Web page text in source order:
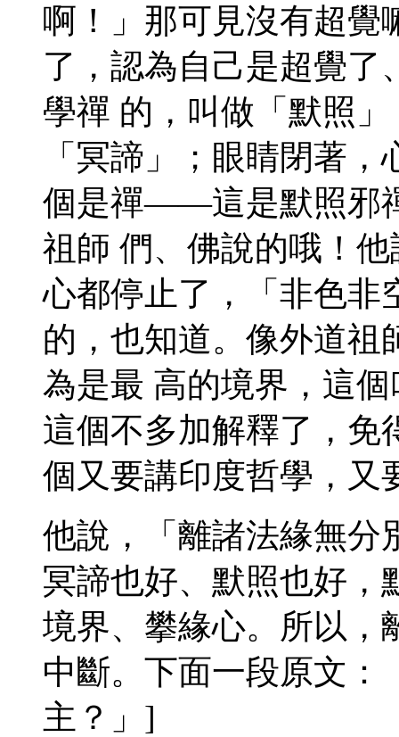
啊！」那可見沒有超覺
了，認為自己是超覺了
學禪 的，叫做「默照
「冥諦」；眼睛閉著
個是禪——這是默照邪
祖師 們、佛說的哦！
心都停止了，「非色非
的，也知道。像外道祖
為是最 高的境界，這
這個不多加解釋了，免
個又要講印度哲學，又
他說，「離諸法緣無分
冥諦也好、默照也好，
境界、攀緣心。所以，
中斷。下面一段原文：
主？」]